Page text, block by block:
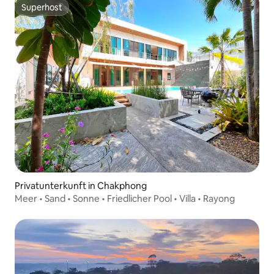
Superhost
Superhost
Privatunterkunft in Chakphong
Meer • Sand • Sonne • Friedlicher Pool • Villa • Rayong